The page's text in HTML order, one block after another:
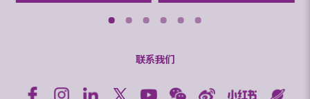
联系我们